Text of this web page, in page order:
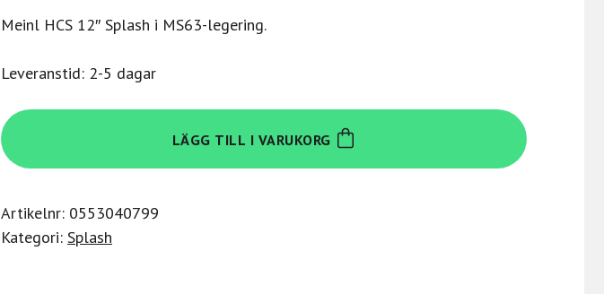
Meinl HCS 12″ Splash i MS63-legering.
Leveranstid: 2-5 dagar
Meinl
HCS
12"
mängd
LÄGG TILL I VARUKORG
Artikelnr: 0553040799
Kategori: Splash